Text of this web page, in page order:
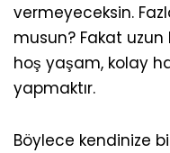
vermeyeceksin.
musun? Fakat uzun
hoş yaşam, kolay
yapmaktır.
Böylece kendinize